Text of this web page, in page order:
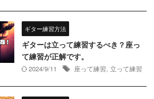
ギター練習方法
ギターは立って練習するべき？座っ
て練習が正解です。
2024/9/11 座って練習, 立って練習